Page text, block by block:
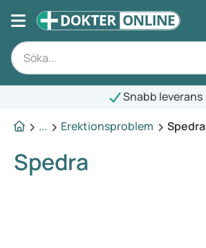
Snabb leverans
...
Erektionsproblem Spedra
Spedra